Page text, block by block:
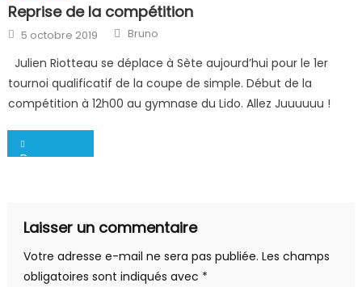
Reprise de la compétition
Posted
on
5 octobre 2019 Author
Bruno
Julien Riotteau se déplace à Sète aujourd’hui pour le 1er
tournoi qualificatif de la coupe de simple. Début de la
compétition à 12h00 au gymnase du Lido. Allez Juuuuuu !
Navigation
Des vacances en bleu, blanc, rouge !
Laisser un commentaire
Votre adresse e-mail ne sera pas publiée. Les champs
obligatoires sont indiqués avec *